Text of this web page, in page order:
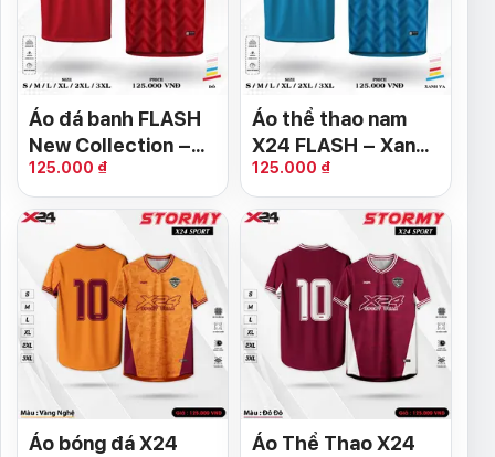
Áo đá banh FLASH
New Collection –
Đỏ tươi
125.000 ₫
Áo thể thao nam
X24 FLASH – Xanh
Ya Năng Động
125.000 ₫
Áo bóng đá X24
Áo Thể Thao X24